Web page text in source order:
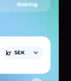
Staking
SEK